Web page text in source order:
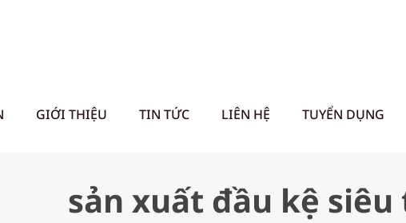
GIỚI THIỆU TIN TỨC LIÊN HỆ TUYỂN DỤNG
sản xuất đầu kệ siêu